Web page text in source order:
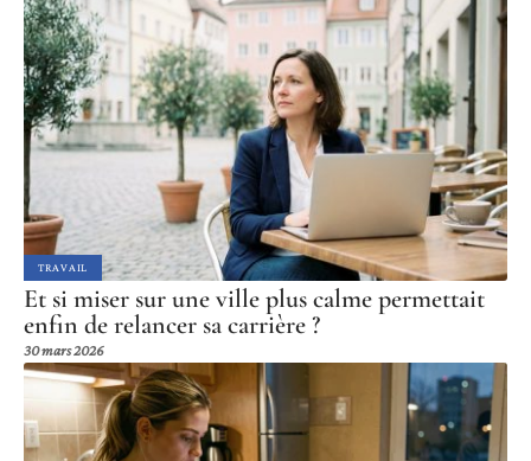
TRAVAIL
Et si miser sur une ville plus calme permettait
enfin de relancer sa carrière ?
30 mars 2026